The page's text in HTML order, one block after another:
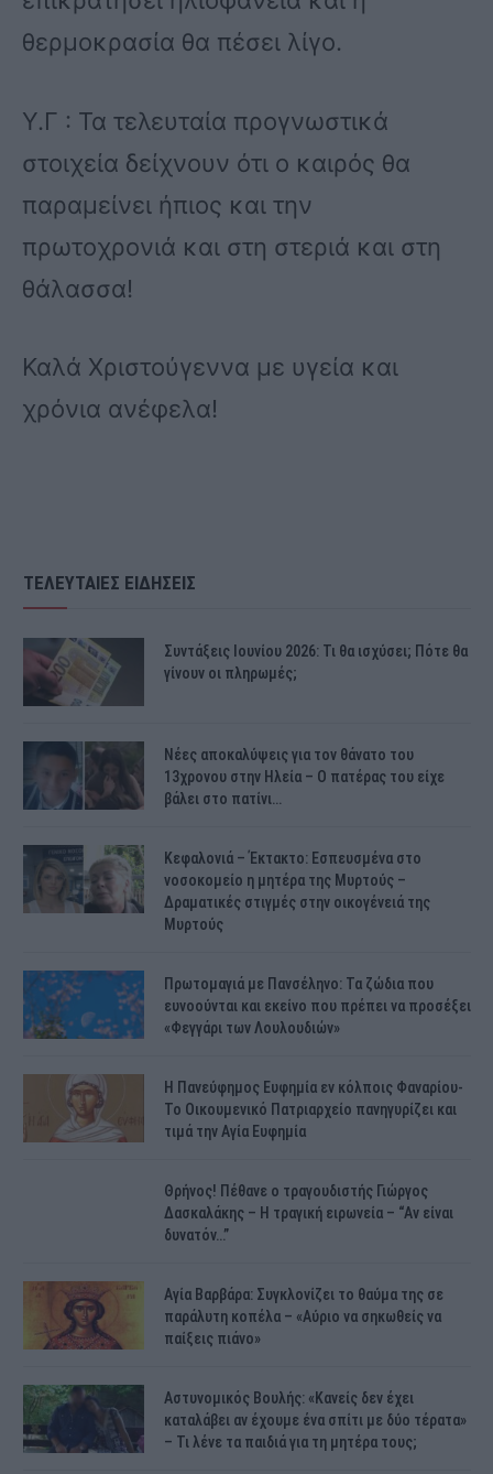
θερμοκρασία θα πέσει λίγο.
Υ.Γ : Τα τελευταία προγνωστικά
στοιχεία δείχνουν ότι ο καιρός θα
παραμείνει ήπιος και την
πρωτοχρονιά και στη στεριά και στη
θάλασσα!
Καλά Χριστούγεννα με υγεία και
χρόνια ανέφελα!
ΤΕΛΕΥΤΑΙΕΣ ΕΙΔΗΣΕΙΣ
Συντάξεις Ιουνίου 2026: Τι θα ισχύσει; Πότε θα
γίνουν οι πληρωμές;
Νέες αποκαλύψεις για τον θάνατο του
13χρονου στην Ηλεία – Ο πατέρας του είχε
βάλει στο πατίνι…
Κεφαλονιά – Έκτακτο: Εσπευσμένα στο
νοσοκομείο η μητέρα της Μυρτούς –
Δραματικές στιγμές στην οικογένειά της
Μυρτούς
Πρωτομαγιά με Πανσέληνο: Τα ζώδια που
ευνοούνται και εκείνο που πρέπει να προσέξει
«Φεγγάρι των Λουλουδιών»
H Πανεύφημος Ευφημία εν κόλποις Φαναρίου-
Το Οικουμενικό Πατριαρχείο πανηγυρίζει και
τιμά την Αγία Ευφημία
Θρήνος! Πέθανε ο τραγουδιστής Γιώργος
Δασκαλάκης – Η τραγική ειρωνεία – “Αν είναι
δυνατόν…”
Αγία Βαρβάρα: Συγκλονίζει το θαύμα της σε
παράλυτη κοπέλα – «Αύριο να σηκωθείς να
παίξεις πιάνο»
Αστυνομικός Bουλής: «Κανείς δεν έχει
καταλάβει αν έχουμε ένα σπίτι με δύο τέρατα»
– Τι λένε τα παιδιά για τη μητέρα τους;